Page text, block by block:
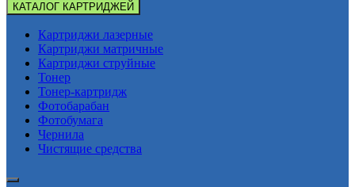
КАТАЛОГ КАРТРИДЖЕЙ
Картриджи лазерные
Картриджи матричные
Картриджи струйные
Тонер
Тонер-картридж
Фотобарабан
Фотобумага
Чернила
Чистящие средства